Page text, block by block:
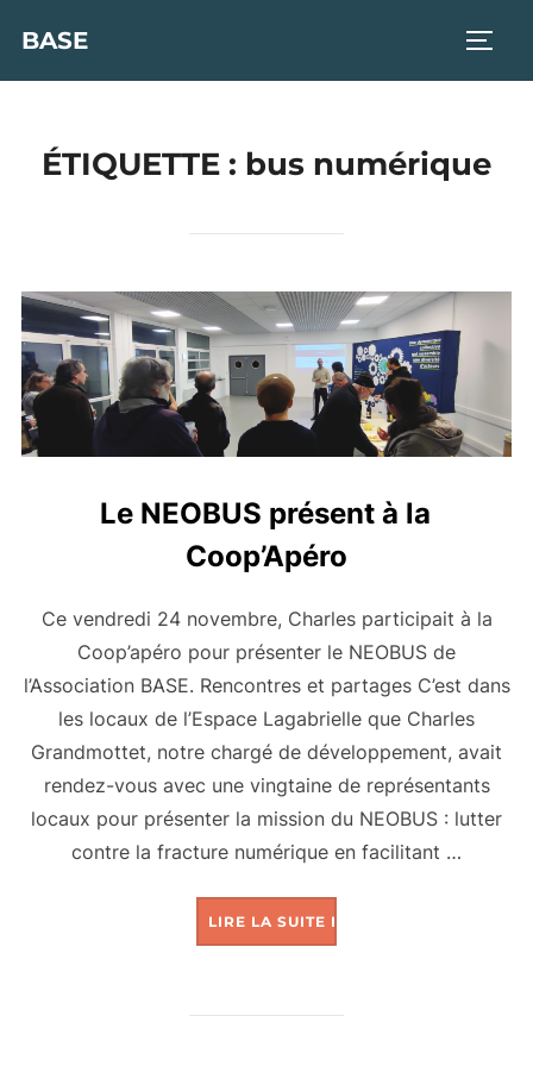
contenu
BASE
ÉTIQUETTE : bus numérique
Le NEOBUS présent à la
Coop’Apéro
Ce vendredi 24 novembre, Charles participait à la
Coop’apéro pour présenter le NEOBUS de
l’Association BASE. Rencontres et partages C’est dans
les locaux de l’Espace Lagabrielle que Charles
Grandmottet, notre chargé de développement, avait
rendez-vous avec une vingtaine de représentants
locaux pour présenter la mission du NEOBUS : lutter
contre la fracture numérique en facilitant …
LIRE LA SUITE DE